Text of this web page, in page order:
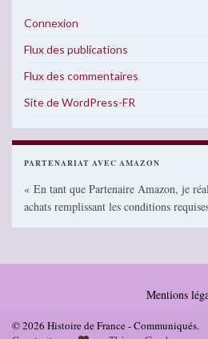
Connexion
Flux des publications
Flux des commentaires
Site de WordPress-FR
PARTENARIAT AVEC AMAZON
« En tant que Partenaire Amazon, je
achats remplissant les conditions
Mentions
© 2026 Histoire de France - Communiqués.